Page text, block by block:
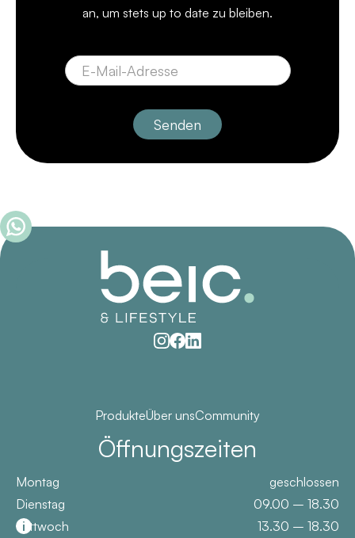
an, um stets up to date zu bleiben.
Öffnungszeiten
Montag
Dienstag
Mittwoch
i
geschlossen
09.00 – 18.30
13.30 – 18.30
ProdukteÜber unsCommunity